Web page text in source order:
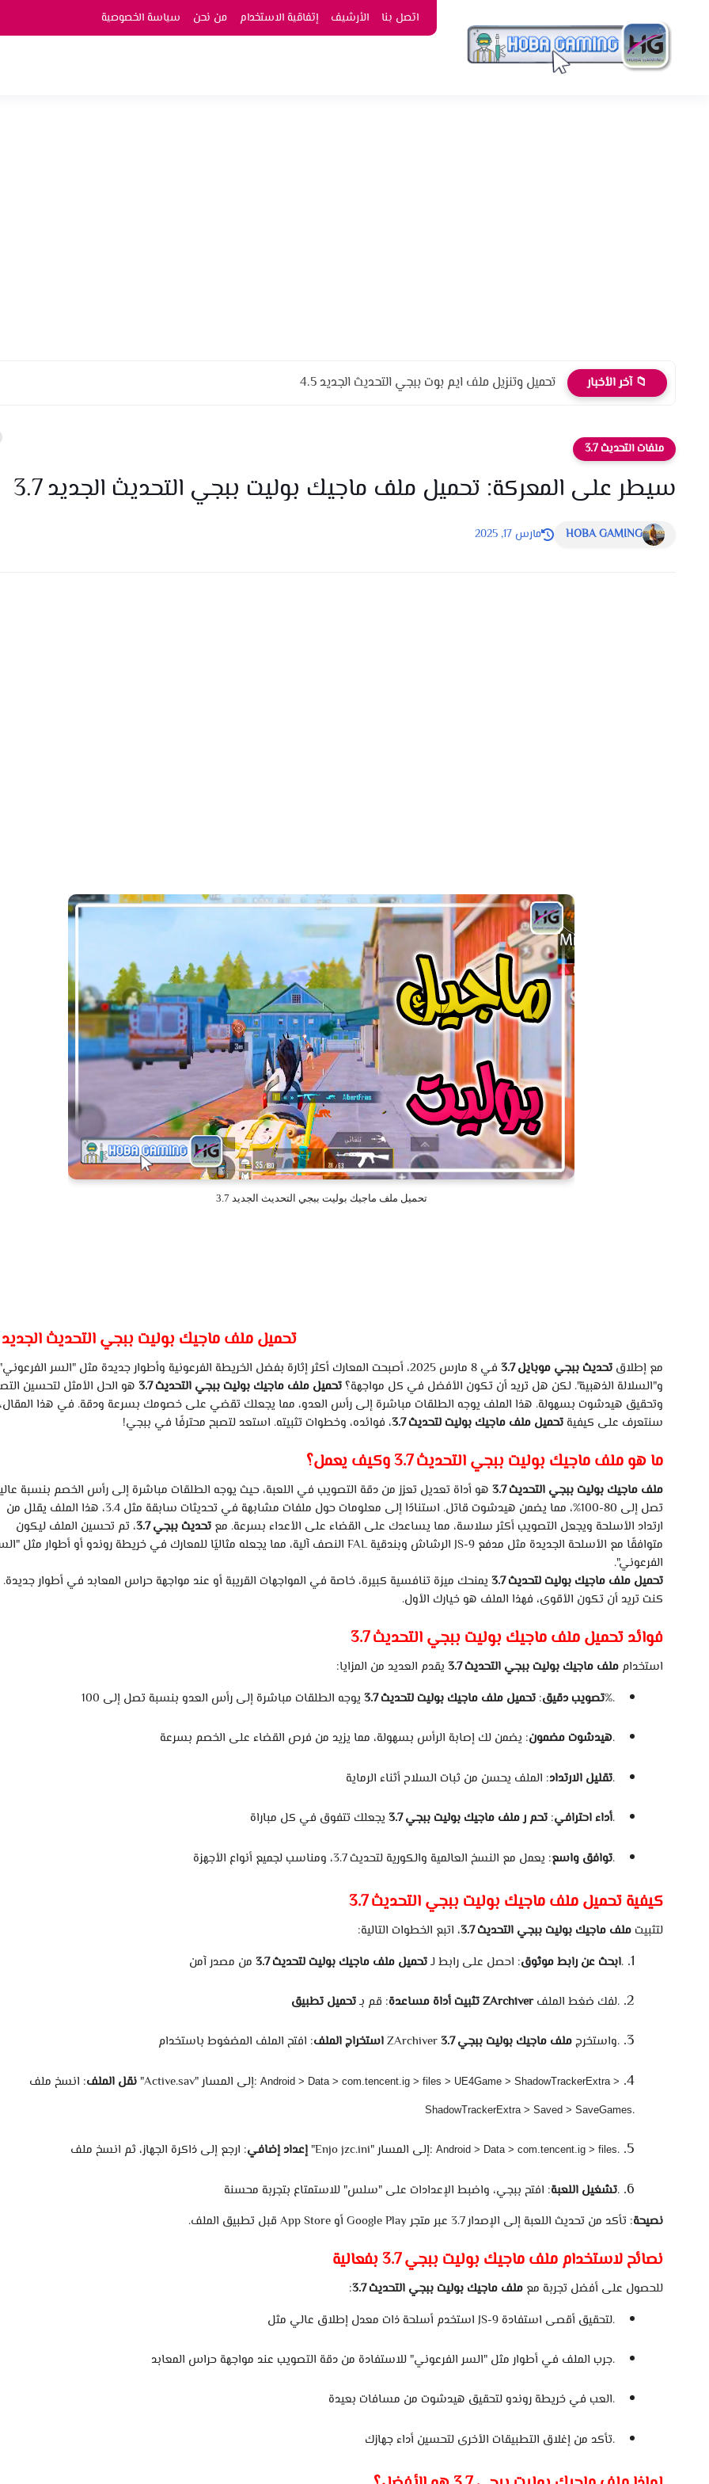
اتصل بنا الأرشيف إتفاقية الاستخدام من نحن سياسة الخصوصية
📁 آخر الأخبار تحميل وتنزيل ملف ايم بوت ببجي التحديث الجديد 4.5
ملفات التحديث 3.7
سيطر على المعركة: تحميل ملف ماجيك بوليت ببجي التحديث الجديد 3.7
HOBA GAMING مارس 17, 2025
تحميل ملف ماجيك بوليت ببجي التحديث الجديد 3.7
تحميلملفماجيكبوليتببجيالتحديثالجديد
مع إطلاق تحديث ببجي موبايل 3.7 في 8 مارس 2025، أصبحت المعارك أكثرإثارة بفضل الخريطة الفرعونية وأطوارجديدة مثل "السر
و"السلالة الذهبية". لكن هل تريدأن تكون الأفضل في كل مواجهة؟تحميل ملف ماجيك بوليت ببجي التحديث 3.7 هو الحل الأمثل لتحسين
وتحقيق هيدشوت بسهولة. هذا الملف يوجه الطلقات مباشرة إلى رأس العدو، مما يجعلك تقضي على خصومك بسرعة ودقة. في هذا المقال،
سنتعرف على كيفية تحميل ملف ماجيك بوليت لتحديث 3.7، فوائده، وخطوات تثبيته. استعدلتصبح محترفًا في ببجي!
ماهوملفماجيكبوليتببجيالتحديث3.7وكيفيعمل؟
ملف ماجيك بوليت ببجي التحديث 3.7 هو أداة تعديل تعزز من دقة التصويب في اللعبة،حيث يوجه الطلقات مباشرة إلى رأس الخصم بنسبة
تصل إلى 80-100%، مما يضمن هيدشوت قاتل. استنادًا إلى معلومات حول ملفات مشابهة في تحديثات سابقة مثل 3.4، هذا الملف يقلل من
ارتداد الأسلحة ويجعل التصويب أكثر سلاسة، مما يساعدك على القضاء على الأعداء بسرعة. مع تحديث ببجي 3.7، تم تحسين الملف ليكون
متوافقًا مع الأسلحة الجديدة مثل مدفع JS-9 الرشاش وبندقية FAL النصف آلية، مما يجعله مثاليًا للمعارك في خريطة روندو أو أطوار مثل
الفرعوني".
تحميل ملف ماجيك بوليت لتحديث 3.7 يمنحك ميزة تنافسية كبيرة،خاصة في المواجهات القريبة أو عند مواجهة حراس المعابد في أطوارجديدة.
كنت تريدأن تكون الأقوى، فهذا الملف هو خيارك الأول.
فوائدتحميلملفماجيكبوليتببجيالتحديث3.7
استخدام ملف ماجيك بوليت ببجي التحديث 3.7 يقدم العديد من المزايا:
تصويب دقيق: تحميل ملف ماجيك بوليت لتحديث 3.7 يوجه الطلقات مباشرة إلى رأس العدو بنسبة تصل إلى 100%.
هيدشوت مضمون: يضمن لك إصابة الرأس بسهولة، مما يزيد من فرص القضاء على الخصم بسرعة.
تقليل الارتداد: الملف يحسن من ثبات السلاحأثناء الرماية.
أداءاحترافي: تحم رملف ماجيك بوليت ببجي 3.7 يجعلك تتفوق في كل مباراة.
توافق واسع: يعمل مع النسخ العالمية والكورية لتحديث 3.7، ومناسب لجميع أنواع الأجهزة.
كيفيةتحميلملفماجيكبوليتببجيالتحديث3.7
لتثبيت ملف ماجيك بوليت ببجي التحديث 3.7، اتبع الخطوات التالية:
ابحث عن رابطموثوق: احصل على رابطلـتحميل ملف ماجيك بوليت لتحديث 3.7 من مصدر آمن.
تثبيت أداة مساعدة: قم بـتحميل تطبيق ZArchiver لفك ضغط الملف.
استخراجالملف: افتح الملف المضغوط باستخدام ZArchiver واستخرجملف ماجيك بوليت ببجي 3.7 .
نقل الملف: انسخ ملف "Active.sav" إلىالمسار: Android > Data > com.tencent.ig > files > UE4Game > ShadowTrackerExtra >
ShadowTrackerExtra > Saved > SaveGames.
إعدادإضافي: ارجع إلى ذاكرة الجهاز، ثم انسخ ملف "Enjojzc.ini" إلىالمسار: Android > Data > com.tencent.ig > files.
تشغيل اللعبة: افتح ببجي، واضبط الإعدادات على "سلس"للاستمتاع بتجربة
محسنة.
نصيحة: تأكد من تحديث اللعبة إلى الإصدار 3.7 عبر متجر GooglePlay أو AppStore قبل تطبيق الملف.
نصائحلاستخدامملفماجيكبوليتببجي3.7بفعالية
للحصول على أفضل تجربة مع ملف ماجيك بوليت ببجي التحديث 3.7
:
استخدم أسلحة ذات معدل إطلاق عالي مثل JS-9 لتحقيق أقصى استفادة.
جرب الملف في أطوار مثل "السر الفرعوني"للاستفادة من دقة التصويب عند مواجهة حراس المعابد.
العب في خريطة روندو لتحقيق هيدشوت من مسافات بعيدة.
تأكد من إغلاق التطبيقات الأخرى لتحسين أداء جهازك.